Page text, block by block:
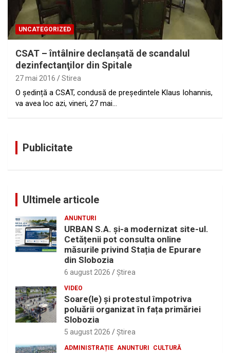
UNCATEGORIZED
CSAT – întâlnire declanşată de scandalul
dezinfectanţilor din Spitale
27 mai 2016 Stirea
O ședință a CSAT, condusă de președintele Klaus Iohannis,
va avea loc azi, vineri, 27 mai…
Publicitate
Ultimele articole
ANUNTURI
URBAN S.A. și-a modernizat site-ul.
Cetățenii pot consulta online
măsurile privind Stația de Epurare
din Slobozia
6 august 2026 Ştirea
VIDEO
Soare(le) și protestul împotriva
poluării organizat în fața primăriei
Slobozia
5 august 2026 Ştirea
ADMINISTRAȚIE ANUNTURI CULTURĂ